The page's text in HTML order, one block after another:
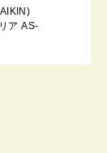
ア AS-